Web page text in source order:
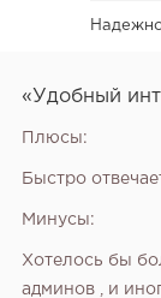
«Удобный
Плюсы:
Быстро
Минусы:
Хотелось бы
админов , и